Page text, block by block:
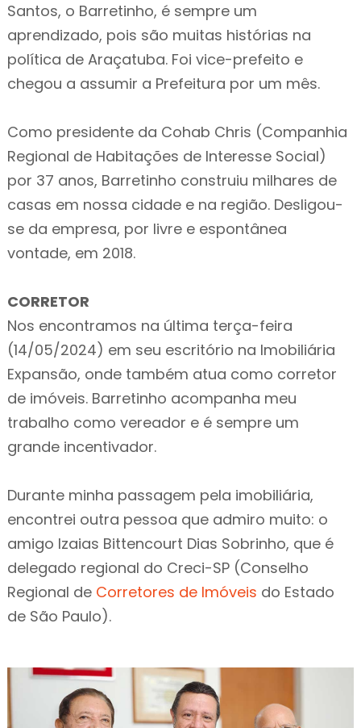
Santos, o Barretinho, é sempre um
aprendizado, pois são muitas histórias na
política de Araçatuba. Foi vice-prefeito e
chegou a assumir a Prefeitura por um mês.
Como presidente da Cohab Chris (Companhia
Regional de Habitações de Interesse Social)
por 37 anos, Barretinho construiu milhares de
casas em nossa cidade e na região. Desligou-
se da empresa, por livre e espontânea
vontade, em 2018.
CORRETOR
Nos encontramos na última terça-feira
(14/05/2024) em seu escritório na Imobiliária
Expansão, onde também atua como corretor
de imóveis. Barretinho acompanha meu
trabalho como vereador e é sempre um
grande incentivador.
Durante minha passagem pela imobiliária,
encontrei outra pessoa que admiro muito: o
amigo Izaias Bittencourt Dias Sobrinho, que é
delegado regional do Creci-SP (Conselho
Regional de Corretores de Imóveis do Estado
de São Paulo).